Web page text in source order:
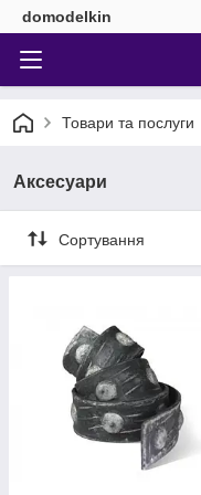
domodelkin
Товари та послуги
Аксесуари
Сортування